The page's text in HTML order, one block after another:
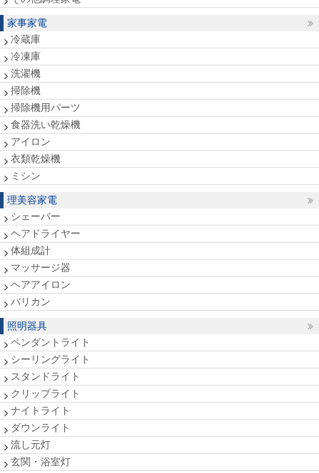
家事家電
冷蔵庫
冷凍庫
洗濯機
掃除機
掃除機用パーツ
食器洗い乾燥機
アイロン
衣類乾燥機
ミシン
理美容家電
シェーバー
ヘアドライヤー
体組成計
マッサージ器
ヘアアイロン
バリカン
照明器具
ペンダントライト
シーリングライト
スタンドライト
クリップライト
ナイトライト
ダウンライト
流し元灯
玄関・浴室灯